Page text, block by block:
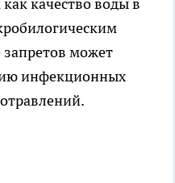
может
инфекционных